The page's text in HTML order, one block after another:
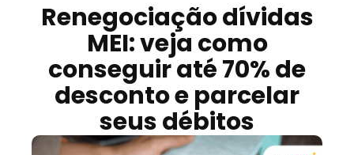
Renegociação dívidas
MEI: veja como
conseguir até 70% de
desconto e parcelar
seus débitos